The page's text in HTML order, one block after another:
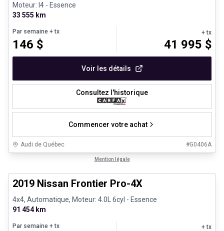
Moteur: I4 - Essence
33 555 km
Par semaine + tx
146 $
+ tx
41 995 $
Voir les détails
Consultez l'historique
Commencer votre achat
Audi de Québec #G0406A
Mention légale
Véhicules d'occasion certifiés
2019 Nissan Frontier Pro-4X
4x4, Automatique, Moteur: 4.0L 6cyl - Essence
91 454 km
Par semaine + tx + tx